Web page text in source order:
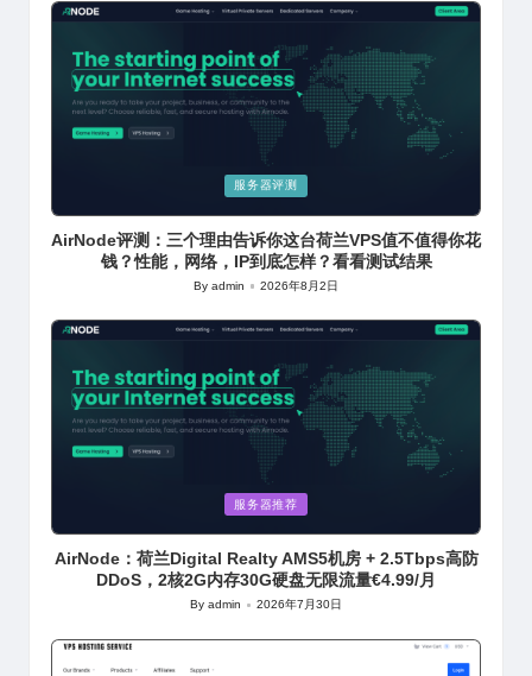
服务器评测
AirNode评测：三个理由告诉你这台荷兰VPS值不值得你花
钱？性能，网络，IP到底怎样？看看测试结果
Posted
Byadmin 2026年8月2日
服务器推荐
AirNode：荷兰Digital Realty AMS5机房 + 2.5Tbps高防
DDoS，2核2G内存30G硬盘无限流量€4.99/月
Posted
Byadmin 2026年7月30日